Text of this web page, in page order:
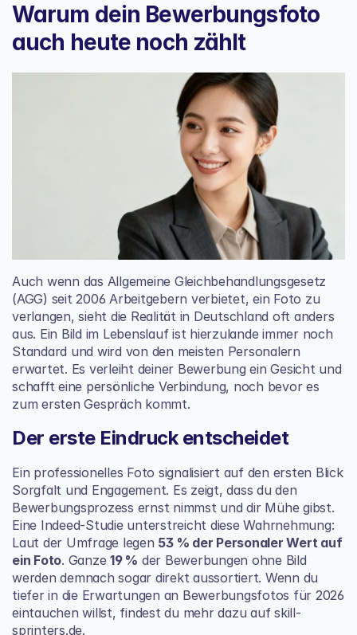
Warum dein Bewerbungsfoto
auch heute noch zählt
Auch wenn das Allgemeine Gleichbehandlungsgesetz
(AGG) seit 2006 Arbeitgebern verbietet, ein Foto zu
verlangen, sieht die Realität in Deutschland oft anders
aus. Ein Bild im Lebenslauf ist hierzulande immer noch
Standard und wird von den meisten Personalern
erwartet. Es verleiht deiner Bewerbung ein Gesicht und
schafft eine persönliche Verbindung, noch bevor es
zum ersten Gespräch kommt.
Der erste Eindruck entscheidet
Ein professionelles Foto signalisiert auf den ersten Blick
Sorgfalt und Engagement. Es zeigt, dass du den
Bewerbungsprozess ernst nimmst und dir Mühe gibst.
Eine Indeed-Studie unterstreicht diese Wahrnehmung:
Laut der Umfrage legen 53 % der Personaler Wert auf
ein Foto. Ganze 19 % der Bewerbungen ohne Bild
werden demnach sogar direkt aussortiert. Wenn du
tiefer in die Erwartungen an Bewerbungsfotos für 2026
eintauchen willst, findest du mehr dazu auf skill-
sprinters.de.